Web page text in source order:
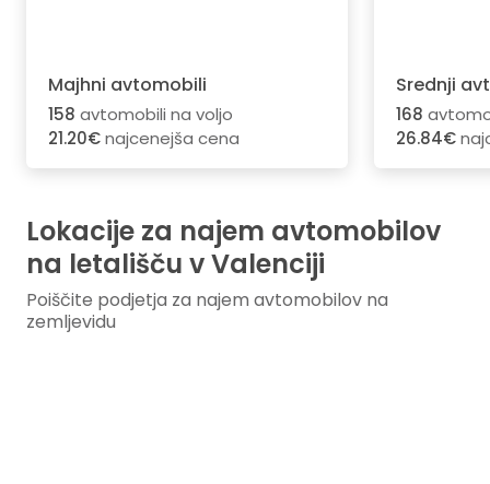
Majhni avtomobili
158 avtomobili na voljo
21.20€najcenejša cena
Srednji
168
26.84€
Lokacije za najem avtomobilov
na letališču v Valenciji
Poiščite podjetja za najem avtomobilov na
zemljevidu